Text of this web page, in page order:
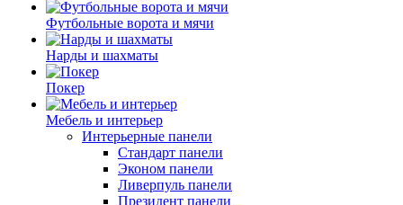
Футбольные ворота и мячи
Нарды и шахматы
Покер
Мебель и интерьер
Интерьерные панели
Стандарт панели
Эконом панели
Ливерпуль панели
Президент панели